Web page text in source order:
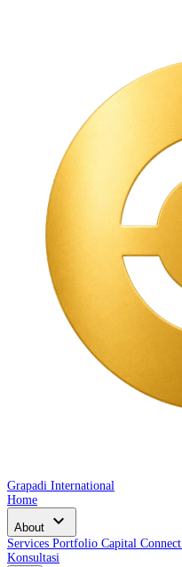
Grapadi International
Home
About expand_more
Services Portfolio Capital Connect
Konsultasi